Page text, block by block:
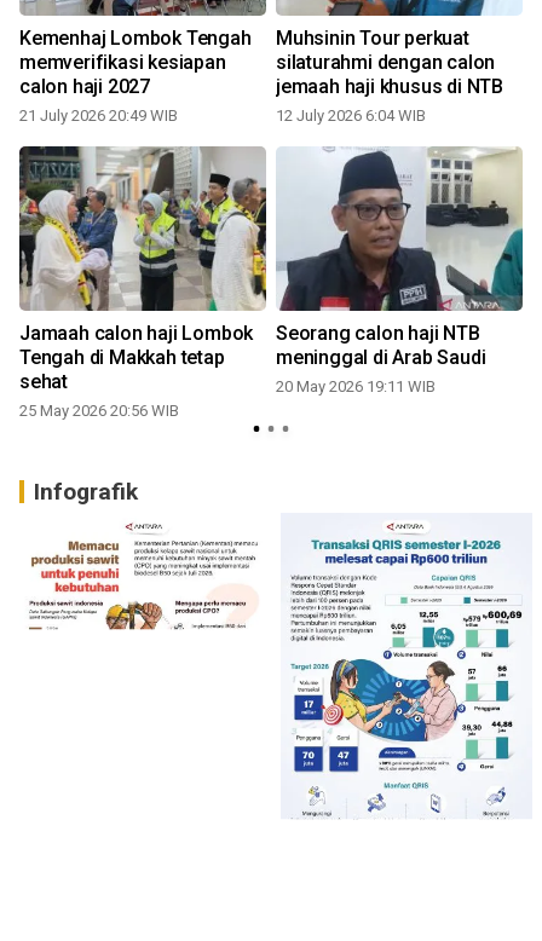
Kemenhaj Lombok Tengah
memverifikasi kesiapan
calon haji 2027
21 July 2026 20:49 WIB
Muhsinin Tour perkuat
silaturahmi dengan calon
jemaah haji khusus di NTB
12 July 2026 6:04 WIB
Jamaah calon haji Lombok
Tengah di Makkah tetap
sehat
25 May 2026 20:56 WIB
Seorang calon haji NTB
meninggal di Arab Saudi
20 May 2026 19:11 WIB
Infografik